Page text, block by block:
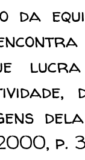
da
p.